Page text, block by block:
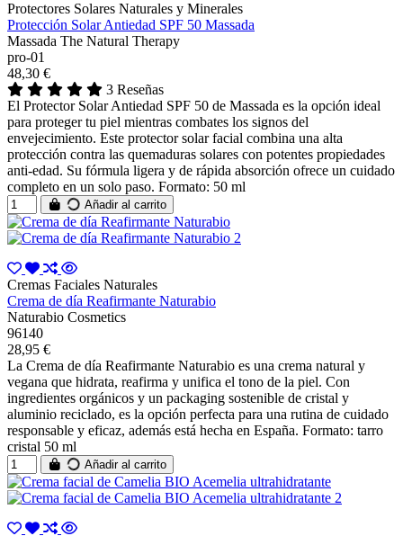
Protectores Solares Naturales y Minerales
Protección Solar Antiedad SPF 50 Massada
Massada The Natural Therapy
pro-01
48,30 €
3 Reseñas
El Protector Solar Antiedad SPF 50 de Massada es la opción ideal
para proteger tu piel mientras combates los signos del
envejecimiento. Este protector solar facial combina una alta
protección contra las quemaduras solares con potentes propiedades
anti-edad. Su fórmula ligera y de rápida absorción ofrece un cuidado
completo en un solo paso. Formato: 50 ml
Añadir al carrito
Cremas Faciales Naturales
Crema de día Reafirmante Naturabio
Naturabio Cosmetics
96140
28,95 €
La Crema de día Reafirmante Naturabio es una crema natural y
vegana que hidrata, reafirma y unifica el tono de la piel. Con
ingredientes orgánicos y un packaging sostenible de cristal y
aluminio reciclado, es la opción perfecta para una rutina de cuidado
responsable y eficaz, además está hecha en España. Formato: tarro
cristal 50 ml
Añadir al carrito